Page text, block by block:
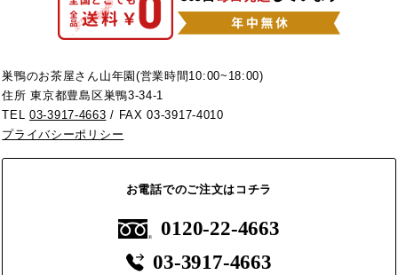
巣鴨のお茶屋さん山年園(営業時間10:00~18:00)
住所 東京都豊島区巣鴨3-34-1
TEL03-3917-4663 / FAX 03-3917-4010
プライバシーポリシー
お電話でのご注文はコチラ
0120-22-4663
03-3917-4663